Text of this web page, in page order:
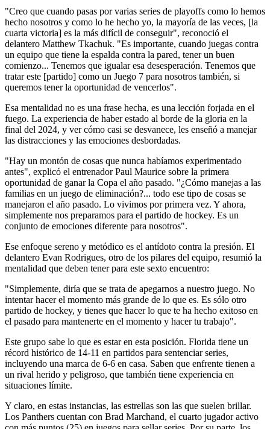
"Creo que cuando pasas por varias series de playoffs como lo hemos
hecho nosotros y como lo he hecho yo, la mayoría de las veces, [la
cuarta victoria] es la más difícil de conseguir", reconoció el
delantero Matthew Tkachuk. "Es importante, cuando juegas contra
un equipo que tiene la espalda contra la pared, tener un buen
comienzo... Tenemos que igualar esa desesperación. Tenemos que
tratar este [partido] como un Juego 7 para nosotros también, si
queremos tener la oportunidad de vencerlos".
Esa mentalidad no es una frase hecha, es una lección forjada en el
fuego. La experiencia de haber estado al borde de la gloria en la
final del 2024, y ver cómo casi se desvanece, les enseñó a manejar
las distracciones y las emociones desbordadas.
"Hay un montón de cosas que nunca habíamos experimentado
antes", explicó el entrenador Paul Maurice sobre la primera
oportunidad de ganar la Copa el año pasado. "¿Cómo manejas a las
familias en un juego de eliminación?... todo ese tipo de cosas se
manejaron el año pasado. Lo vivimos por primera vez. Y ahora,
simplemente nos preparamos para el partido de hockey. Es un
conjunto de emociones diferente para nosotros".
Ese enfoque sereno y metódico es el antídoto contra la presión. El
delantero Evan Rodrigues, otro de los pilares del equipo, resumió la
mentalidad que deben tener para este sexto encuentro:
"Simplemente, diría que se trata de apegarnos a nuestro juego. No
intentar hacer el momento más grande de lo que es. Es sólo otro
partido de hockey, y tienes que hacer lo que te ha hecho exitoso en
el pasado para mantenerte en el momento y hacer tu trabajo".
Este grupo sabe lo que es estar en esta posición. Florida tiene un
récord histórico de 14-11 en partidos para sentenciar series,
incluyendo una marca de 6-6 en casa. Saben que enfrente tienen a
un rival herido y peligroso, que también tiene experiencia en
situaciones límite.
Y claro, en estas instancias, las estrellas son las que suelen brillar.
Los Panthers cuentan con Brad Marchand, el cuarto jugador activo